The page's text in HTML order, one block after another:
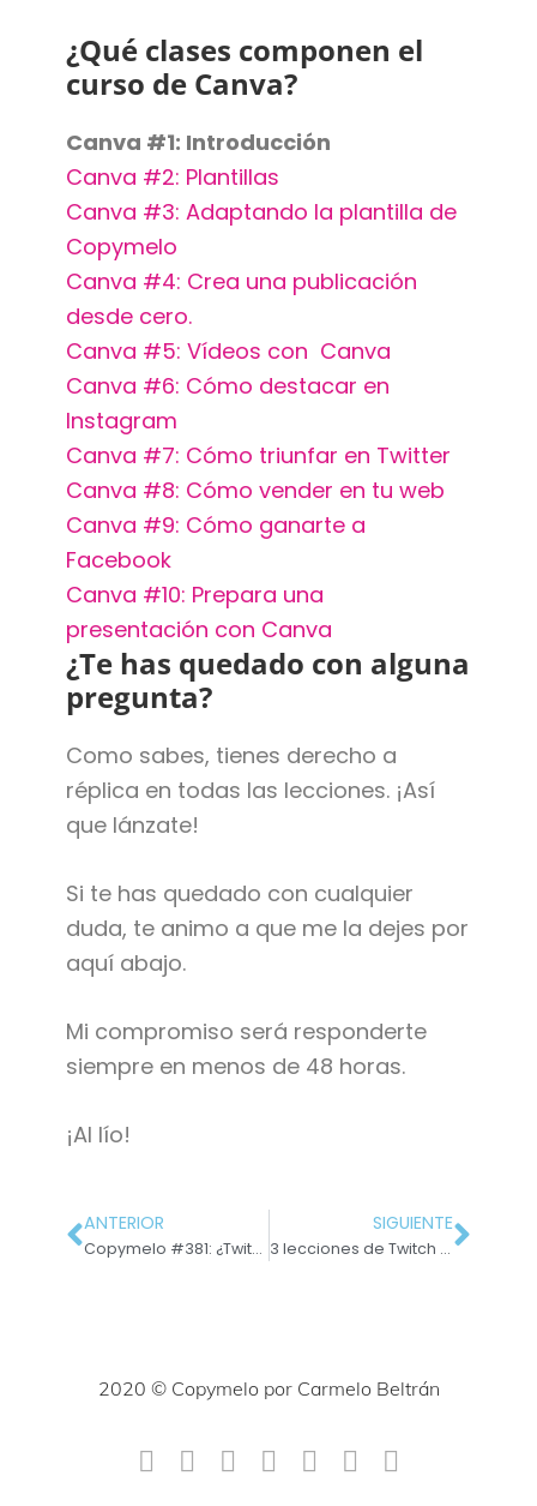
¿Qué clases componen el
curso de Canva?
Canva #1: Introducción
Canva #2: Plantillas
Canva #3: Adaptando la plantilla de
Copymelo
Canva #4: Crea una publicación
desde cero.
Canva #5: Vídeos con Canva
Canva #6: Cómo destacar en
Instagram
Canva #7: Cómo triunfar en Twitter
Canva #8: Cómo vender en tu web
Canva #9: Cómo ganarte a
Facebook
Canva #10: Prepara una
presentación con Canva
¿Te has quedado con alguna
pregunta?
Como sabes, tienes derecho a
réplica en todas las lecciones. ¡Así
que lánzate!
Si te has quedado con cualquier
duda, te animo a que me la dejes por
aquí abajo.
Mi compromiso será responderte
siempre en menos de 48 horas.
¡Al lío!
ANTERIOR
Copymelo #381: ¿Twitch para un copywriter?
SIGUIENTE
3 lecciones de Twitch que te servirán si eres copywriter
2020 © Copymelo por Carmelo Beltrán